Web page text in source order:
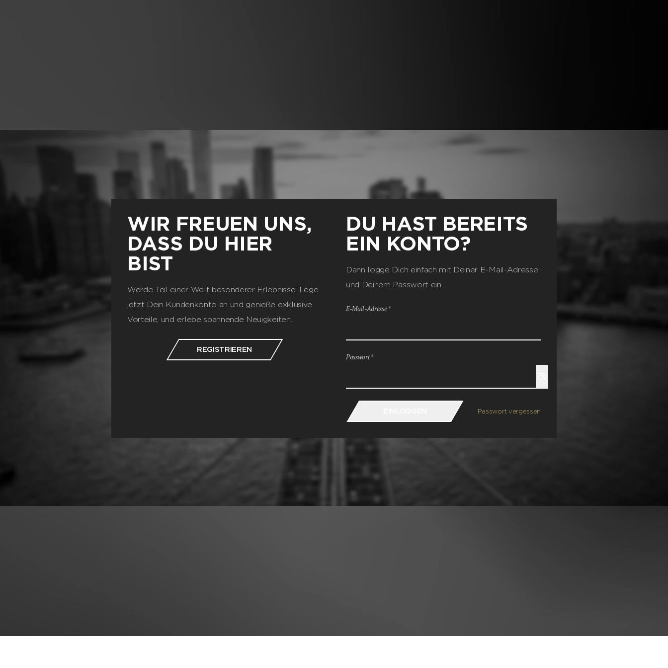
WIR FREUEN UNS,
DASS DU HIER
BIST
Werde Teil einer Welt besonderer Erlebnisse: Lege
jetzt Dein Kundenkonto an und genieße exklusive
Vorteile, und erlebe spannende Neuigkeiten.
REGISTRIEREN
DU HAST BEREITS
EIN KONTO?
Dann logge Dich einfach mit Deiner E-Mail-Adresse
und Deinem Passwort ein.
E-Mail-Adresse *
Passwort *
Passwort vergessen